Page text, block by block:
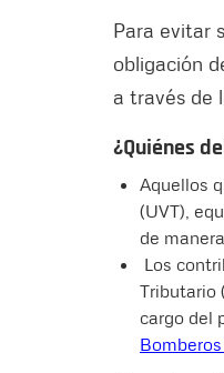
Para evitar
obligación
a través de
¿Quiénes
Aquellos
(UVT),
de
Los
Tributario
cargo del
Bombero